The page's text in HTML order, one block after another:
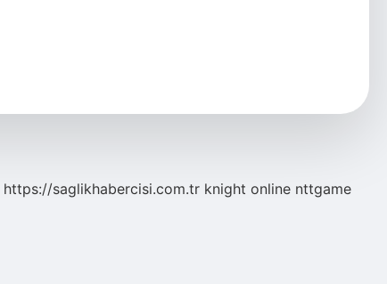
https://saglikhabercisi.com.tr knight online nttgame